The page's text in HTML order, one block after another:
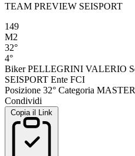
TEAM PREVIEW SEISPORT
149
M2
32°
4°
Biker PELLEGRINI VALERIO
SEISPORT Ente FCI
Posizione 32° Categoria
Condividi
Copia il Link